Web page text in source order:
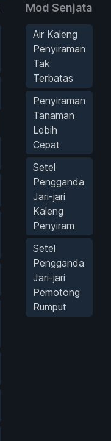
Mod Senjata
Air Kaleng
Penyiraman
Tak
Terbatas
Penyiraman
Tanaman
Lebih
Cepat
Setel
Pengganda
Jari-jari
Kaleng
Penyiram
Setel
Pengganda
Jari-jari
Pemotong
Rumput